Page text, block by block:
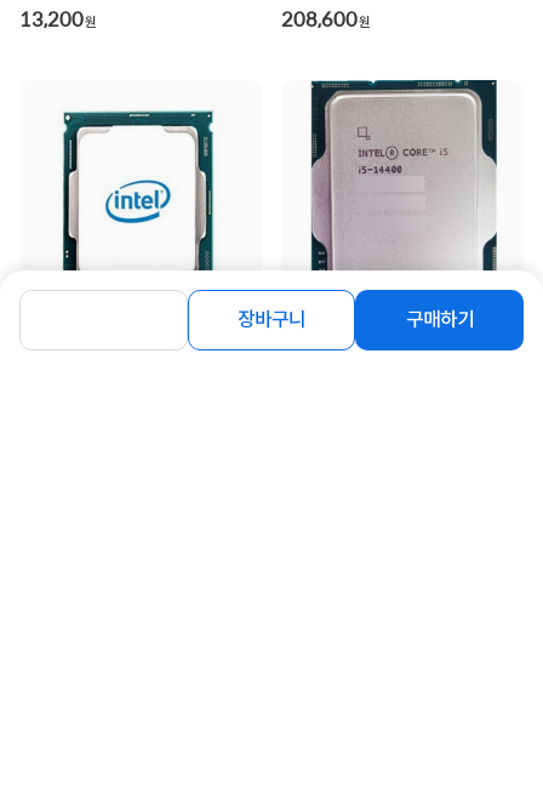
장바구니 구매하기
13,200원
크/쿨러 ...
208,600원
[INTEL] [병행] 코어 i5-14400 (14세
[INTEL] 코어 i5-14400 (랩터레이크